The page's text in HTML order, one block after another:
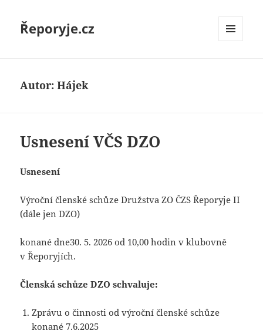
Řeporyje.cz
Autor:Hájek
Usnesení VČS DZO
Usnesení
Výroční členské schůze Družstva ZO ČZS Řeporyje II
(dále jen DZO)
konané dne30. 5. 2026 od 10,00 hodin v klubovně
v Řeporyjích.
Členská schůze DZO schvaluje:
Zprávu o činnosti od výroční členské schůze
konané 7.6.2025